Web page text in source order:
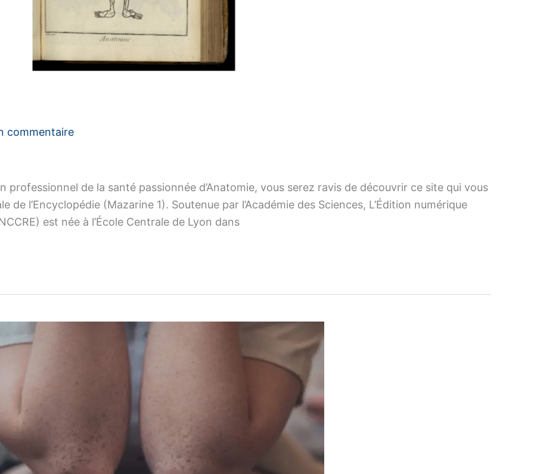
commentaire
professionnel de la santé passionnée d’Anatomie, vous serez ravis de découvrir ce site qui vous
de l’Encyclopédie (Mazarine 1). Soutenue par l’Académie des Sciences, L’Édition numérique
est née à l’École Centrale de Lyon dans